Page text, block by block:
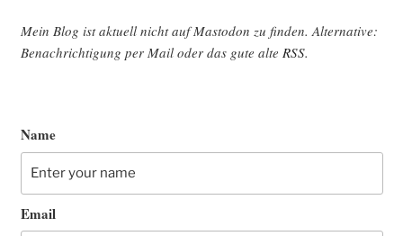
Mein Blog ist aktu­ell nicht auf Mast­o­don zu fin­den. Alter­na­ti­ve:
Benach­rich­ti­gung per Mail oder das gute alte RSS.
Name
Email